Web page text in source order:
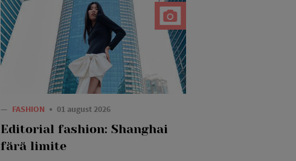
— FASHION 01 august 2026
Editorial fashion: Shanghai
fără limite